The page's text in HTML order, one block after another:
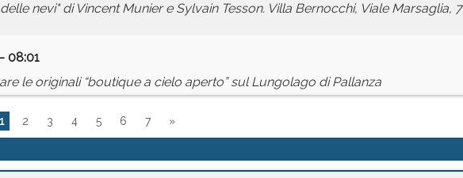
nevi" di Vincent Munier e Sylvain Tesson. Villa Bernocchi, Viale Marsaglia, 7
08:01
le originali “boutique a cielo aperto” sul Lungolago di Pallanza
1 2 3 4 5 6 7 »